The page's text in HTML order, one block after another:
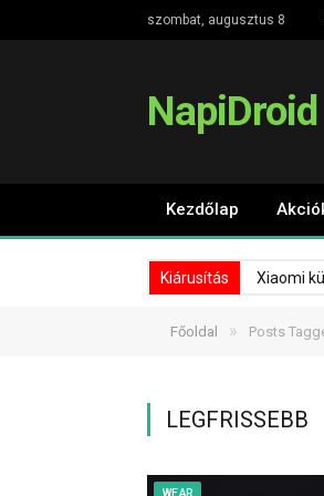
szombat, augusztus 8
NapiDroid
Kezdőlap
Kiárusítás Xiaomi
Főoldal » Posts
LEGFRISSEBB
WEAR